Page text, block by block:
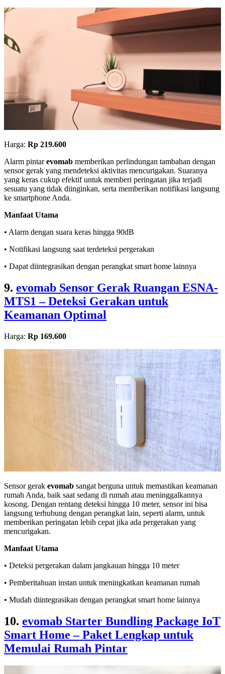
Harga: Rp 219.600
Alarm pintarevomab memberikan perlindungan tambahan dengan
sensor gerak yang mendeteksi aktivitas mencurigakan. Suaranya
yang keras cukup efektif untuk memberi peringatan jika terjadi
sesuatu yang tidak diinginkan, serta memberikan notifikasi langsung
ke smartphone Anda.
Manfaat Utama
• Alarm dengan suara keras hingga 90dB
• Notifikasi langsung saat terdeteksi pergerakan
• Dapat diintegrasikan dengan perangkat smart home lainnya
9. evomab Sensor Gerak Ruangan ESNA-
MTS1 – Deteksi Gerakan untuk
Keamanan Optimal
Harga: Rp 169.600
Sensor gerak evomab sangat berguna untuk memastikan keamanan
rumah Anda, baik saat sedang di rumah atau meninggalkannya
kosong. Dengan rentang deteksi hingga 10 meter, sensor ini bisa
langsung terhubung dengan perangkat lain, seperti alarm, untuk
memberikan peringatan lebih cepat jika ada pergerakan yang
mencurigakan.
Manfaat Utama
• Deteksi pergerakan dalam jangkauan hingga 10 meter
• Pemberitahuan instan untuk meningkatkan keamanan rumah
• Mudah diintegrasikan dengan perangkat smart home lainnya
10. evomab Starter Bundling Package IoT
Smart Home – Paket Lengkap untuk
Memulai Rumah Pintar